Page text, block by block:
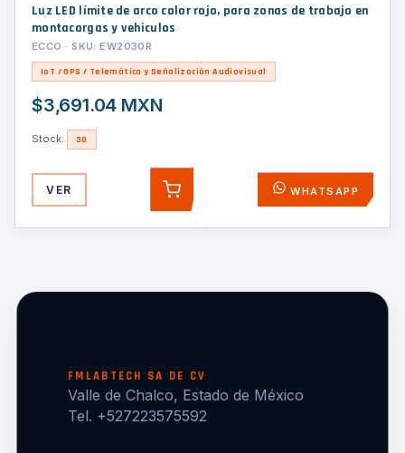
Luz LED límite de arco color rojo, para zonas de trabajo en
montacargas y vehiculos
ECCO · SKU: EW2030R
IoT / GPS / Telemática y Señalización Audiovisual
$3,691.04 MXN
Stock: 30
VER AGREGAR WHATSAPP
FMLABTECH SA DE CV
Valle de Chalco, Estado de México
Tel. +527223575592